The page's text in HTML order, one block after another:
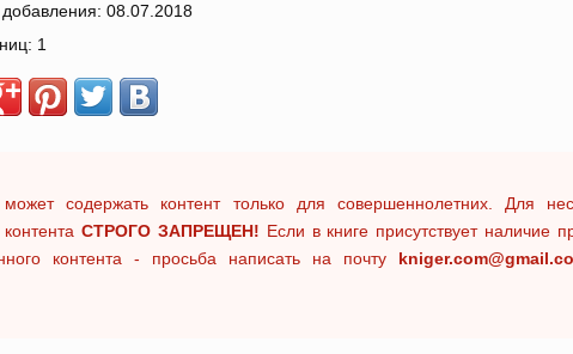
08.07.2018
1
содержать контент только для совершеннолетних. Для
СТРОГО ЗАПРЕЩЕН! Если в книге присутствует наличие
контента - просьба написать на почту